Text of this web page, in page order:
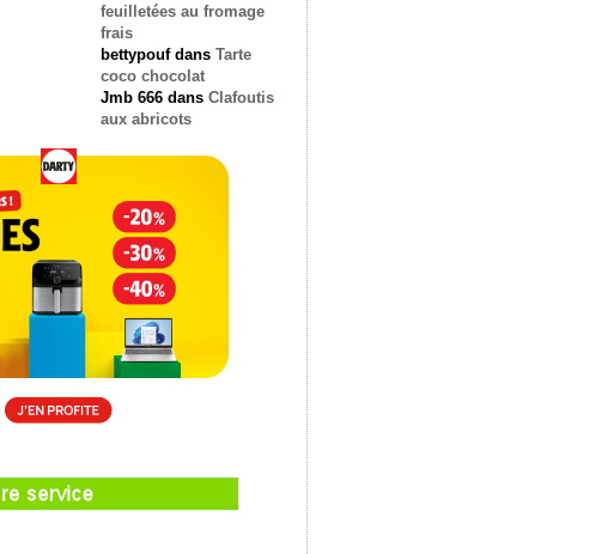
feuilletées au fromage
frais
bettypoufdans Tarte
coco chocolat
Jmb 666 dans Clafoutis
aux abricots